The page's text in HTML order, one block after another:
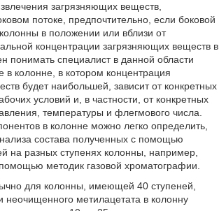
загрязняющих веществ,
потоке, предпочтительно, если боковой
в положении или вблизи от
концентрации загрязняющих веществ в
понимать специалист в данной области
в колонне, в котором концентрация
будет наибольшей, зависит от конкретных
условий и, в частности, от конкретных
температуры и флегмового числа.
в колонне можно легко определить,
состава полученных с помощью
на разных ступенях колонны, например,
методик газовой хроматографии.
для колонны, имеющей 40 ступеней,
неочищенного метилацетата в колонну